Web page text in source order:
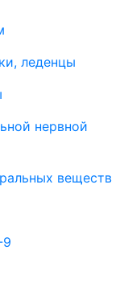
леденцы
нервной
веществ